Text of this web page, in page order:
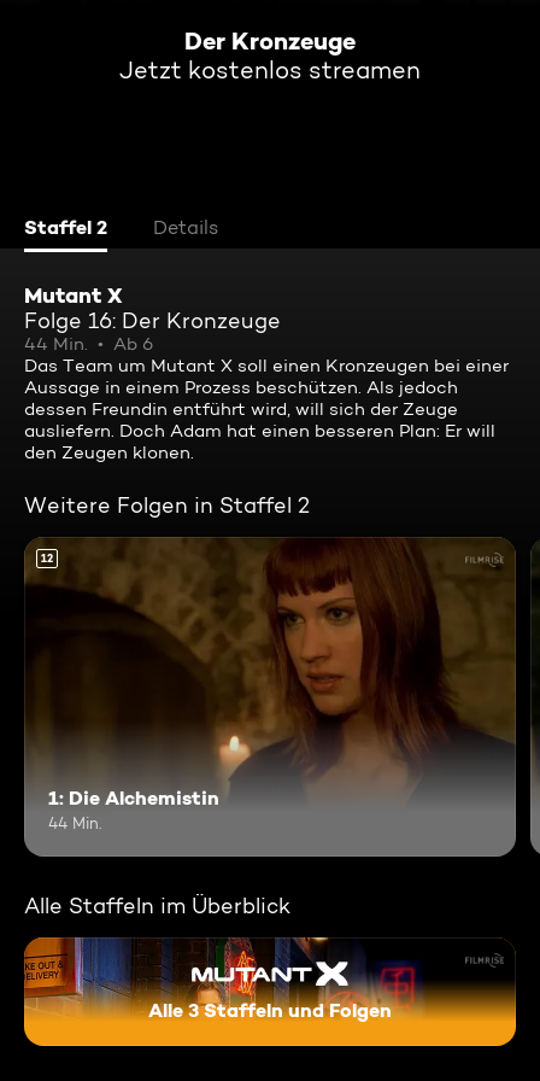
Der Kronzeuge
Jetzt kostenlos streamen
Staffel 2 Details
Mutant X
Folge 16: Der Kronzeuge
44 Min.
Ab 6
Das Team um Mutant X soll einen Kronzeugen bei einer
Aussage in einem Prozess beschützen. Als jedoch
dessen Freundin entführt wird, will sich der Zeuge
ausliefern. Doch Adam hat einen besseren Plan: Er will
den Zeugen klonen.
Weitere Folgen in Staffel 2
12
1: Die Alchemistin
44 Min.
Alle Staffeln im Überblick
Alle 3 Staffeln und Folgen